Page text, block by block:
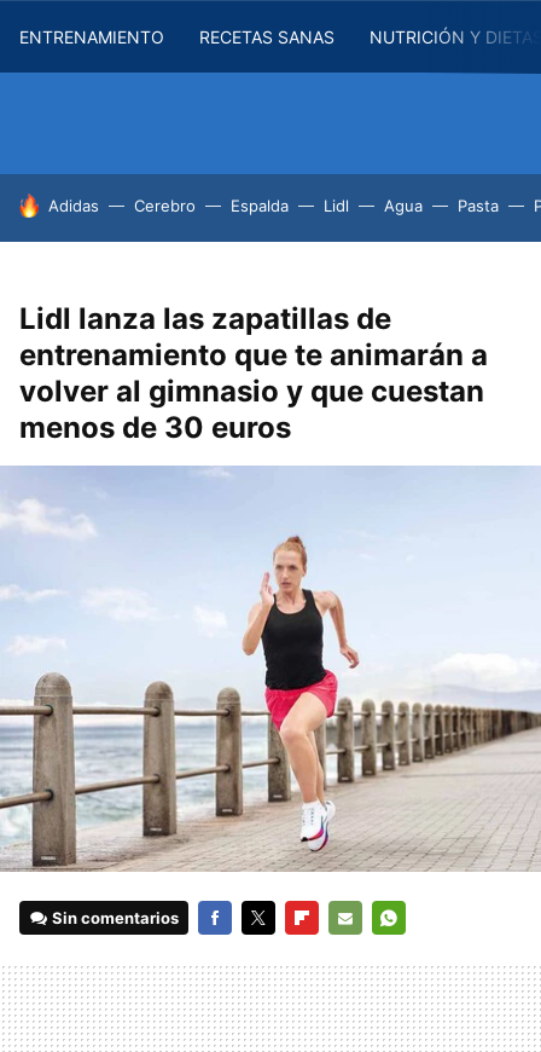
ENTRENAMIENTO RECETAS SANAS NUTRICIÓN Y
HOY SE HABLA DE
Adidas Cerebro Espalda Lidl Agua Pasta
Lidl lanza las zapatillas de
entrenamiento que te animarán a
volver al gimnasio y que cuestan
menos de 30 euros
Sin comentarios
MAIL